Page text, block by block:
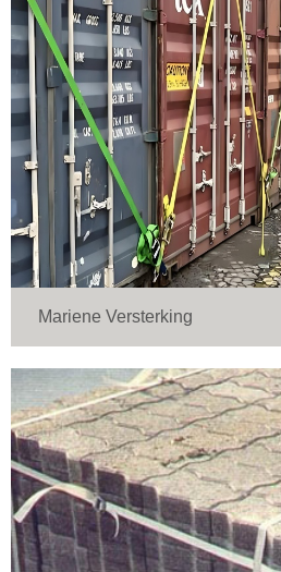
Mariene Versterking